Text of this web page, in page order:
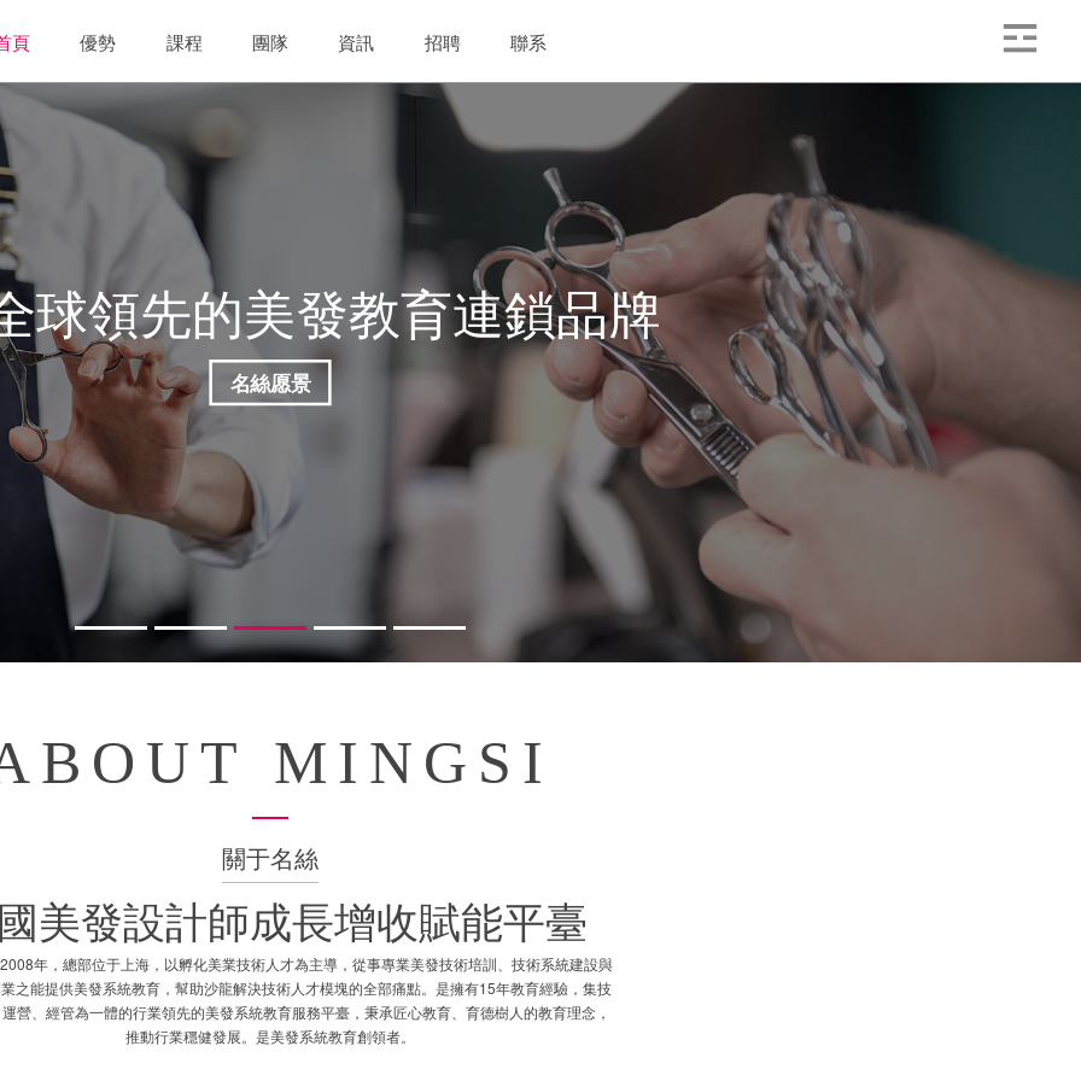
頁 優勢 課程 團隊 資訊 招聘 聯系
球領先的美發教育連鎖品牌
名絲愿景
MINGSI
關于名絲
美發設計師成長增收賦能平臺
年，總部位于上海，以孵化美業技術人才為主導，從事專業美發技術培訓、技術系統建設與
之能提供美發系統教育，幫助沙龍解決技術人才模塊的全部痛點。是擁有15年教育經驗，集技
營、經管為一體的行業領先的美發系統教育服務平臺，秉承匠心教育、育德樹人的教育理念，
推動行業穩健發展。是美發系統教育創領者。